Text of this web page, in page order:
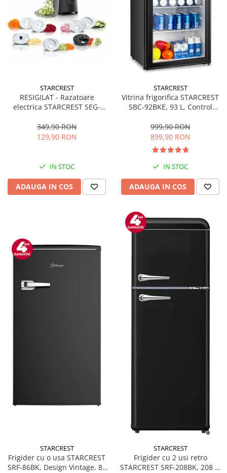
STARCREST
RESIGILAT - Razatoare
electrica STARCREST SEG-
taiere, Negru
349,90 RON
129,90 RON
IN STOC
ADAUGA IN COS
STARCREST
Vitrina frigorifica STARCREST
SBC-92BKE, 93 L, Control
83.2 cm, Negru
999,90 RON
899,90 RON
IN STOC
ADAUGA IN COS
STARCREST
Frigider cu o usa STARCREST
SRF-86BK, Design Vintage, 85
STARCREST
Frigider cu 2 usi retro
STARCREST SRF-208BK, 208 L,